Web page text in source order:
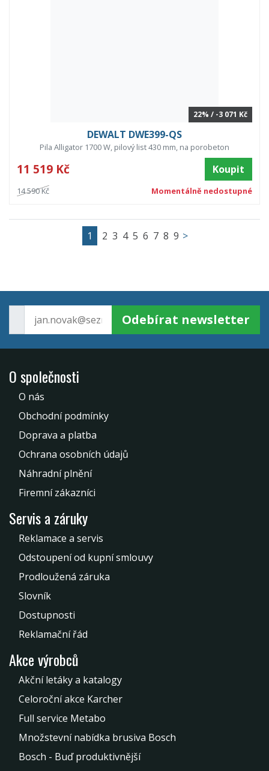
22% / -3 071 Kč
DEWALT DWE399-QS
Pila Alligator 1700 W, pilový list 430 mm, na porobeton
11 519 Kč Koupit
14 590 Kč Momentálně nedostupné
1 2 3 4 5 6 7 8 9 >
Odebírat newsletter
O společnosti
O nás
Obchodní podmínky
Doprava a platba
Ochrana osobních údajů
Náhradní plnění
Firemní zákazníci
Servis a záruky
Reklamace a servis
Odstoupení od kupní smlouvy
Prodloužená záruka
Slovník
Dostupnosti
Reklamační řád
Akce výrobců
Akční letáky a katalogy
Celoroční akce Karcher
Full service Metabo
Množstevní nabídka brusiva Bosch
Bosch - Buď produktivnější